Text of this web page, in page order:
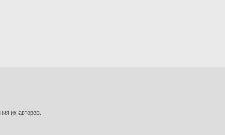
их авторов.